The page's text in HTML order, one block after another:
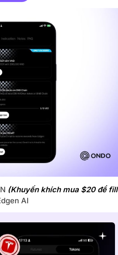
(Khuyến khích mua $20 để fill
AI